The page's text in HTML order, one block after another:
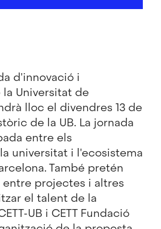
d'innovació i
Universitat de
lloc el divendres 13 de
de la UB. La jornada
entre els
universitat i l'ecosistema
També pretén
entre projectes i altres
el talent de la
UB i CETT Fundació